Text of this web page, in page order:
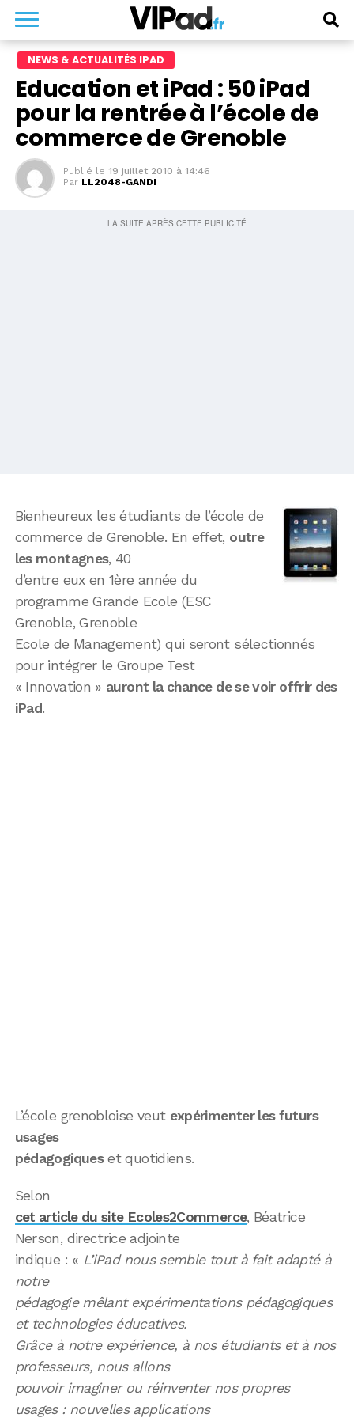
NEWS & ACTUALITÉS IPAD
Education et iPad : 50 iPad
pour la rentrée à l’école de
commerce de Grenoble
Publié le 19 juillet 2010 à 14:46
Par LL2048-GANDI
Bienheureux les étudiants de l’école de
commerce de Grenoble. En effet, outre
les montagnes, 40
d’entre eux en 1ère année du
programme Grande Ecole (ESC
Grenoble, Grenoble
Ecole de Management) qui seront sélectionnés
pour intégrer le Groupe Test
« Innovation » auront la chance de se voir offrir des
iPad.
L’école grenobloise veut expérimenter les futurs
usages
pédagogiqueset quotidiens.
Selon
cet article du site Ecoles2Commerce, Béatrice
Nerson, directrice adjointe
indique : « L’iPad nous semble tout à fait adapté à
notre
pédagogie mêlant expérimentations pédagogiques
et technologies éducatives.
Grâce à notre expérience, à nos étudiants et à nos
professeurs, nous allons
pouvoir imaginer ou réinventer nos propres
usages : nouvelles applications